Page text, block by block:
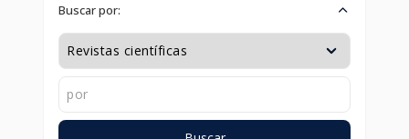
Buscar por: